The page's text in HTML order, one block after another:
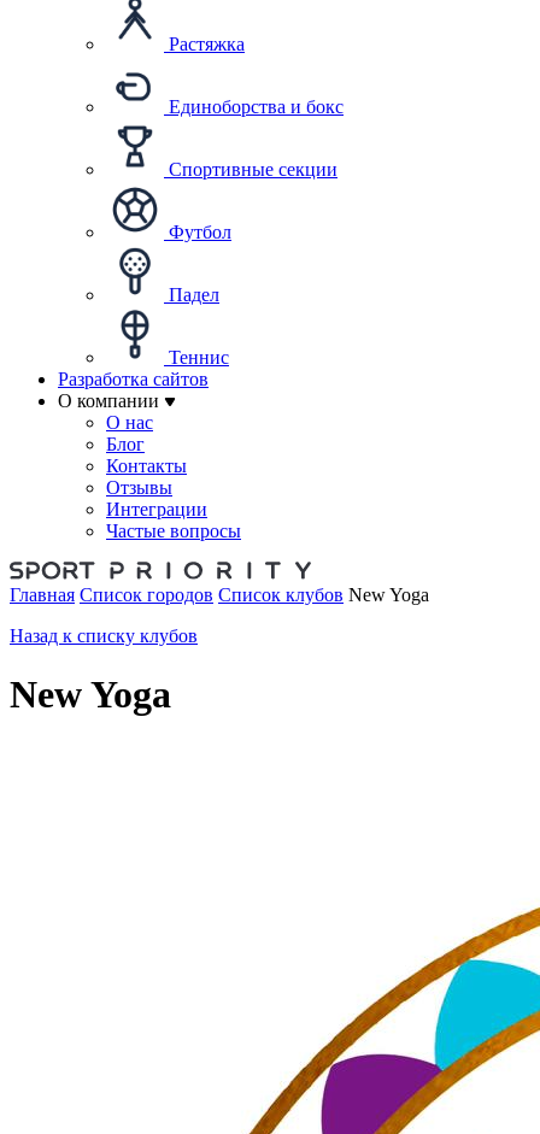
Растяжка
Единоборства и бокс
Спортивные секции
Футбол
Падел
Теннис
Разработка сайтов
О компании
О нас
Блог
Контакты
Отзывы
Интеграции
Частые вопросы
Главная Список городов Список клубов New Yoga
Назад к списку клубов
New Yoga